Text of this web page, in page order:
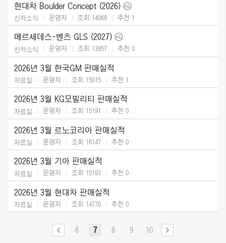
현대차 Boulder Concept (2026)
신차소식 운영자 조회 14068 추천 1
메르세데스-벤츠 GLS (2027)
신차소식 운영자 조회 13957 추천 0
2026년 3월 한국GM 판매실적
자료실 운영자 조회 15015 추천 1
2026년 3월 KG모빌리티 판매실적
자료실 운영자 조회 15191 추천 0
2026년 3월 르노코리아 판매실적
자료실 운영자 조회 16147 추천 0
2026년 3월 기아 판매실적
자료실 운영자 조회 15193 추천 0
2026년 3월 현대차 판매실적
자료실 운영자 조회 14776 추천 0
6 7 8 9 10